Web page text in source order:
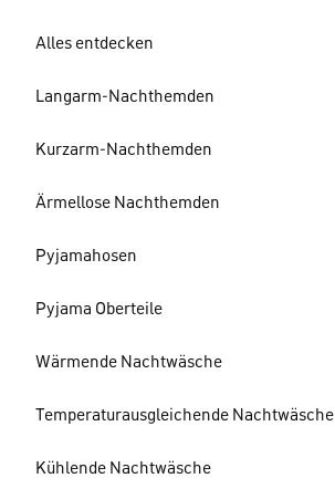
Alles entdecken
Langarm-Nachthemden
Kurzarm-Nachthemden
Ärmellose Nachthemden
Pyjamahosen
Pyjama Oberteile
Wärmende Nachtwäsche
Temperaturausgleichende Nachtwäsche
Kühlende Nachtwäsche